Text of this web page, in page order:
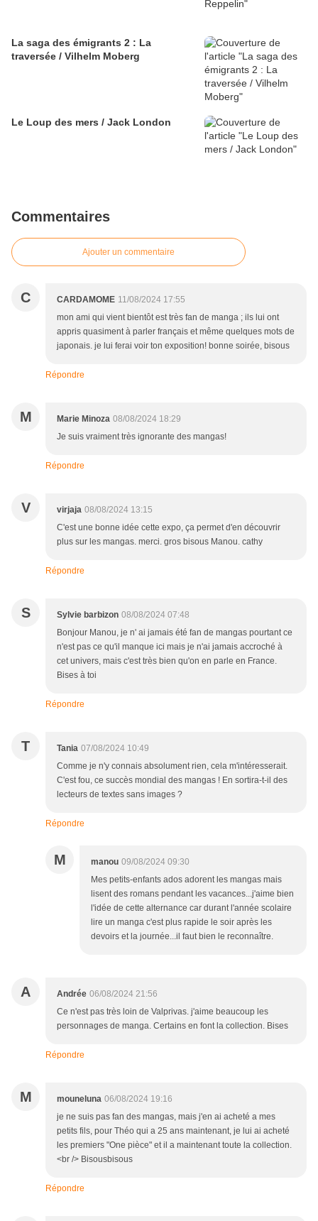
La saga des émigrants 2 : La
traversée / Vilhelm Moberg
Le Loup des mers / Jack London
Commentaires
Ajouter un commentaire
C CARDAMOME 11/08/2024 17:55
mon ami qui vient bientôt est très fan de manga ; ils lui ont
appris quasiment à parler français et même quelques mots de
japonais. je lui ferai voir ton exposition! bonne soirée, bisous
Répondre
M Marie Minoza 08/08/2024 18:29
Je suis vraiment très ignorante des mangas!
Répondre
V virjaja 08/08/2024 13:15
C'est une bonne idée cette expo, ça permet d'en découvrir
plus sur les mangas. merci. gros bisous Manou. cathy
Répondre
S Sylvie barbizon 08/08/2024 07:48
Bonjour Manou, je n' ai jamais été fan de mangas pourtant ce
n'est pas ce qu'il manque ici mais je n'ai jamais accroché à
cet univers, mais c'est très bien qu'on en parle en France.
Bises à toi
Répondre
T Tania 07/08/2024 10:49
Comme je n'y connais absolument rien, cela m'intéresserait.
C'est fou, ce succès mondial des mangas ! En sortira-t-il des
lecteurs de textes sans images ?
Répondre
M manou 09/08/2024 09:30
Mes petits-enfants ados adorent les mangas mais
lisent des romans pendant les vacances...j'aime bien
l'idée de cette alternance car durant l'année scolaire
lire un manga c'est plus rapide le soir après les
devoirs et la journée...il faut bien le reconnaître.
A Andrée 06/08/2024 21:56
Ce n'est pas très loin de Valprivas. j'aime beaucoup les
personnages de manga. Certains en font la collection. Bises
Répondre
M mouneluna 06/08/2024 19:16
je ne suis pas fan des mangas, mais j'en ai acheté a mes
petits fils, pour Théo qui a 25 ans maintenant, je lui ai acheté
les premiers "One pièce" et il a maintenant toute la collection.
<br /> Bisousbisous
Répondre